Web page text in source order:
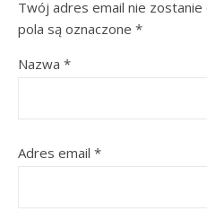
Twój adres email nie zostanie
pola są oznaczone *
Nazwa *
Adres email *